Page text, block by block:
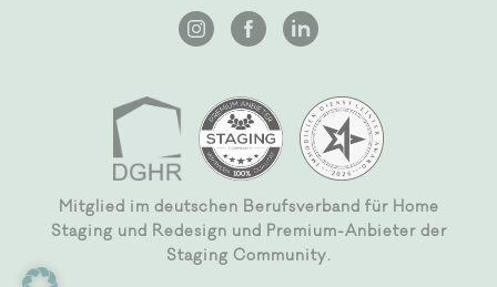
Mitglied im deutschen Berufsverband für Home
Staging und Redesign und Premium-Anbieter der
Staging Community.